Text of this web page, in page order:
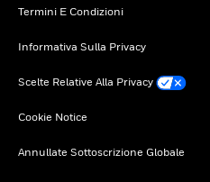
Termini E Condizioni
Informativa Sulla Privacy
Scelte Relative Alla Privacy
Cookie Notice
Annullate Sottoscrizione Globale